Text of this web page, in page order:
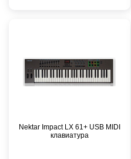
Nektar Impact LX 61+ USB MIDI
клавиатура